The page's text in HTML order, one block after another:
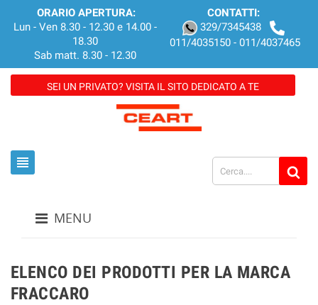
ORARIO APERTURA:
Lun - Ven 8.30 - 12.30 e 14.00 -
18.30
Sab matt. 8.30 - 12.30
CONTATTI:
329/7345438
011/4035150 - 011/4037465
SEI UN PRIVATO? VISITA IL SITO DEDICATO A TE
view_headline
MENU
ELENCO DEI PRODOTTI PER LA MARCA
FRACCARO